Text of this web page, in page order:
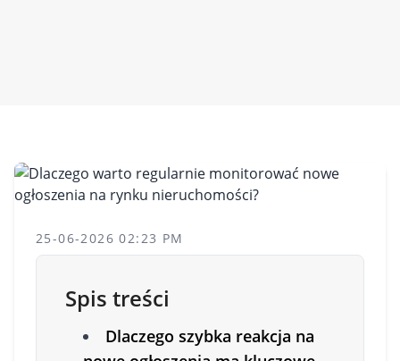
25-06-2026 02:23 PM
Spis treści
Dlaczego szybka reakcja na